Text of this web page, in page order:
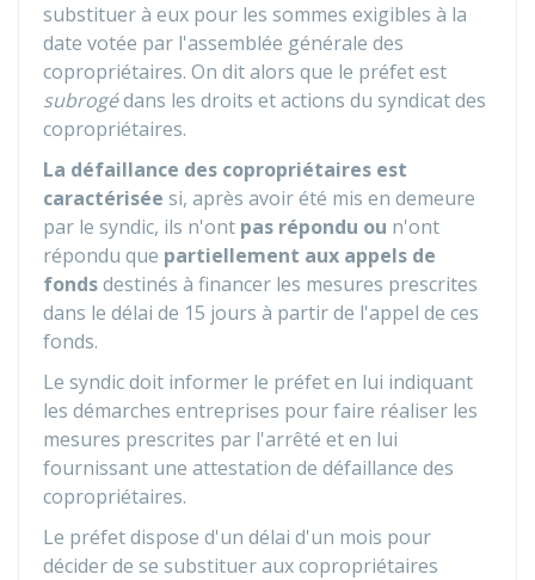
substituer à eux pour les sommes exigibles à la
date votée par l'assemblée générale des
copropriétaires. On dit alors que le préfet est
subrogédans les droits et actions du syndicat des
copropriétaires.
La défaillance des copropriétaires est
caractérisée si, après avoir été mis en demeure
par le syndic, ils n'ont pas répondu ou n'ont
répondu que partiellement aux appels de
fondsdestinés à financer les mesures prescrites
dans le délai de 15 jours à partir de l'appel de ces
fonds.
Le syndic doit informer le préfet en lui indiquant
les démarches entreprises pour faire réaliser les
mesures prescrites par l'arrêté et en lui
fournissant une attestation de défaillance des
copropriétaires.
Le préfet dispose d'un délai d'un mois pour
décider de se substituer aux copropriétaires